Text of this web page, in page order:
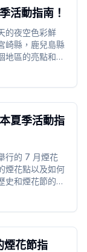
活動指南！
的夜空色彩鮮
崎縣，鹿兒島縣
地區的亮點和推
夏季活動指
行的 7 月煙花
煙花點以及如何
史和煙花節的亮
息。
煙花節指